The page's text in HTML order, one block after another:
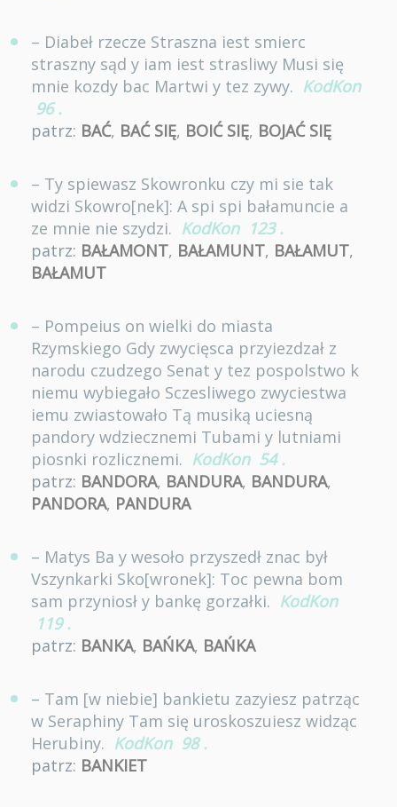
– Diabeł rzecze Straszna iest smierc
straszny sąd y iam iest strasliwy Musi się
mnie kozdy bac Martwi y tez zywy. KodKon
96 .
patrz: BAĆ, BAĆ SIĘ, BOIĆ SIĘ, BOJAĆ SIĘ
– Ty spiewasz Skowronku czy mi sie tak
widzi Skowro[nek]: A spi spi bałamuncie a
ze mnie nie szydzi. KodKon 123 .
patrz: BAŁAMONT, BAŁAMUNT, BAŁAMUT,
BAŁAMUT
– Pompeius on wielki do miasta
Rzymskiego Gdy zwycięsca przyiezdzał z
narodu czudzego Senat y tez pospolstwo k
niemu wybiegało Sczesliwego zwyciestwa
iemu zwiastowało Tą musiką uciesną
pandory wdziecznemi Tubami y lutniami
piosnki rozlicznemi. KodKon 54 .
patrz: BANDORA, BANDURA, BANDURA,
PANDORA, PANDURA
– Matys Ba y wesoło przyszedł znac był
Vszynkarki Sko[wronek]: Toc pewna bom
sam przyniosł y bankę gorzałki. KodKon
119 .
patrz: BANKA, BAŃKA, BAŃKA
– Tam [w niebie] bankietu zazyiesz patrząc
w Seraphiny Tam się uroskoszuiesz widząc
Herubiny. KodKon 98 .
patrz: BANKIET